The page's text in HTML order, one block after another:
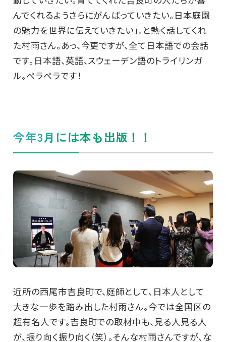
んでくれるようさらにがんばっていきたい。日本庭園
の魅力を世界に伝えていきたい」。と熱く話してくれ
た村雨さん。あっ、今更ですが、全て日本語での会話
です。日本語、英語、スウェーデン語のトライリンガ
ル。ペラペラです！
今年3月には本も出版！！
近所の西尾市吉良町で、庭師として、日本人として
大きな一歩を踏み出した村雨さん。今では全国区の
超有名人です。吉良町での取材中も、見る人見る人
が、振り向く振り向く（笑）。そんな村雨さんですが、な